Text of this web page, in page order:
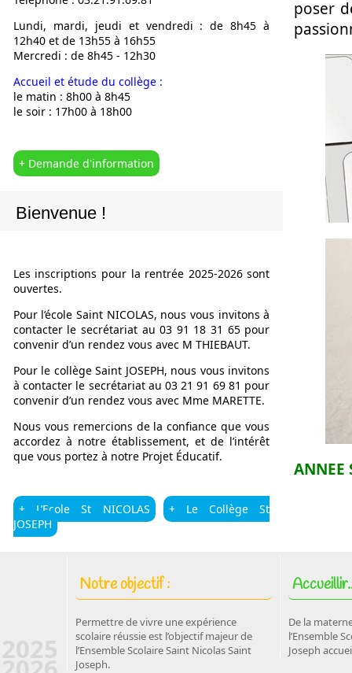
Lundi, mardi, jeudi et vendredi : de 8h45 à
12h40 et de 13h55 à 16h55
Mercredi : de 8h45 - 12h30
Accueil et étude du collège :
le matin : 8h00 à 8h45
le soir : 17h00 à 18h00
+ Demande d'information
Bienvenue !
Les inscriptions pour la rentrée 2025-2026 sont
ouvertes.
Pour l’école Saint NICOLAS, nous vous invitons à
contacter le secrétariat au 03 91 18 31 65 pour
convenir d’un rendez vous avec M THIEBAUT.
Pour le collège Saint JOSEPH, nous vous invitons
à contacter le secrétariat au 03 21 91 69 81 pour
convenir d’un rendez vous avec Mme MARETTE.
Nous vous remercions de la confiance que vous
accordez à notre établissement, et de l’intérêt
que vous portez à notre Projet Éducatif.
+ L’Ecole St NICOLAS
+ Le Collège St
JOSEPH
poser
ANNEE
Notre objectif :
Permettre de vivre une expérience
scolaire réussie est l’objectif majeur de
l’Ensemble Scolaire Saint Nicolas Saint
Joseph.
De la
l’Ensemble
Joseph